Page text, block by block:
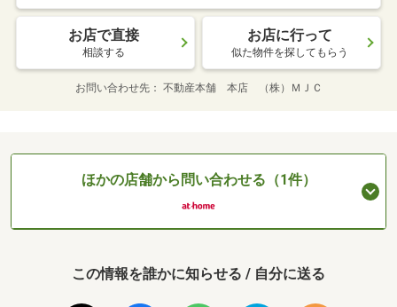
お店で直接
相談する
お店に行って
似た物件を探してもらう
お問い合わせ先 不動産本舗 本店 （株）ＭＪＣ
ほかの店舗から問い合わせる（1件）
この情報を誰かに知らせる / 自分に送る